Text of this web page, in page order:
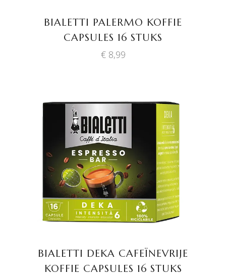
BIALETTI PALERMO KOFFIE
CAPSULES 16 STUKS
€8,99
TOEVOEGEN AAN
WINKELWAGEN
BIALETTI DEKA CAFEÏNEVRIJE
KOFFIE CAPSULES 16 STUKS